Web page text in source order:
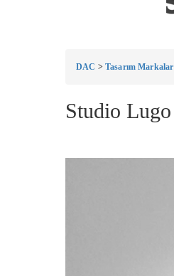
DAC > Tasarım Markalar
Studio Lugo